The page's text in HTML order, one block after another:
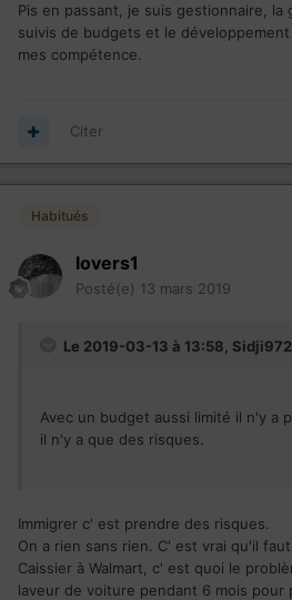
comptable. Donc je pense que les
mal bon ensemble et je sais gérer
de conseil fait moi signe ça sera
Pis en passant, je suis gestionnaire, la
suivis de budgets et le
mes compétence.
Citer
Habitués
lovers1
Posté(e) 13 mars 2019
Le 2019-03-13 à 13:58, Sidji972
Avec un budget aussi limité il n'y a
il n'y a que des risques.
Immigrer c' est prendre des risques.
On a rien sans rien. C' est vrai qu'il
Caissier à Walmart, c' est quoi le
laveur de voiture pendant 6 mois pour